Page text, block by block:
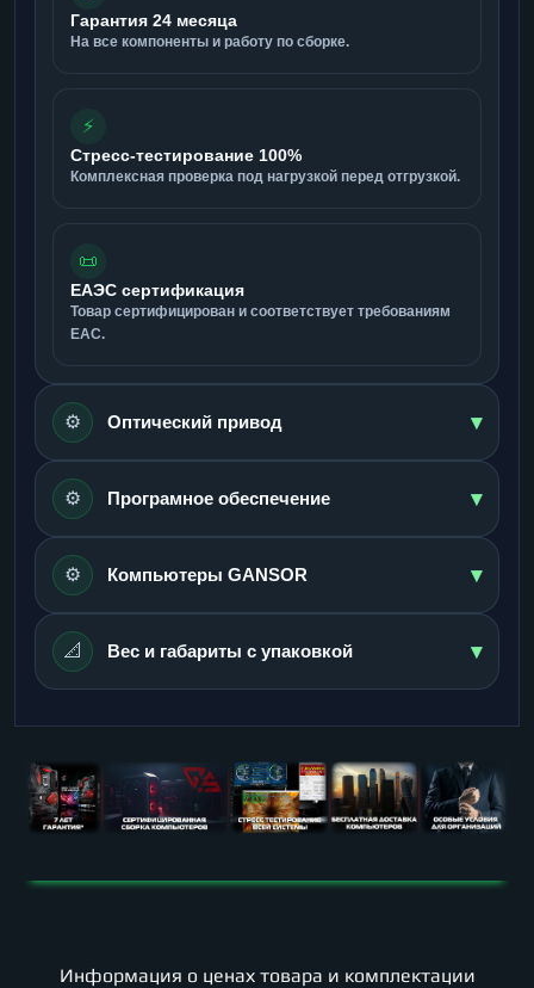
Гарантия 24 месяца
На все компоненты и работу по сборке.
⚡
Стресс-тестирование 100%
Комплексная проверка под нагрузкой перед отгрузкой.
📜
ЕАЭС сертификация
Товар сертифицирован и соответствует требованиям
ЕАС.
⚙️ Оптический привод ▾
⚙️ Програмное обеспечение ▾
⚙️ Компьютеры GANSOR ▾
📐 Вес и габариты с упаковкой ▾
Информация о ценах товара и комплектации